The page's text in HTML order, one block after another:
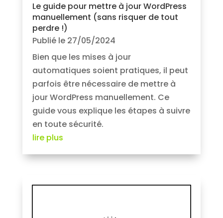
Le guide pour mettre à jour WordPress
manuellement (sans risquer de tout
perdre !)
Publié le 27/05/2024
Bien que les mises à jour
automatiques soient pratiques, il peut
parfois être nécessaire de mettre à
jour WordPress manuellement. Ce
guide vous explique les étapes à suivre
en toute sécurité.
lire plus